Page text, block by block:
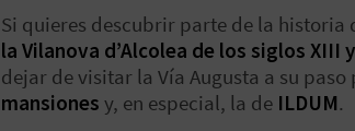
Si quieres descubrir parte de la historia
la Vilanova d’Alcolea de los siglos XIII
dejar de visitar la Vía Augusta a su paso
mansiones y, en especial, la de ILDUM.